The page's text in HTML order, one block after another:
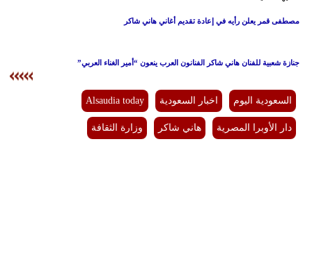
مصطفى قمر يعلن رأيه في إعادة تقديم أغاني هاني شاكر
جنازة شعبية للفنان هاني شاكر الفنانون العرب ينعون “أمير الغناء العربي”
السعودية اليوم اخبار السعودية Alsaudia today
دار الأوبرا المصرية هاني شاكر وزارة الثقافة